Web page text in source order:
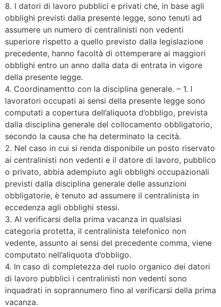
8. I datori di lavoro pubblici e privati che, in base agli
obblighi previsti dalla presente legge, sono tenuti ad
assumere un numero di centralinisti non vedenti
superiore rispetto a quello previsto dalla legislazione
precedente, hanno facoltà di ottemperare ai maggiori
obblighi entro un anno dalla data di entrata in vigore
della presente legge.
4. Coordinamentto con la disciplina generale. – 1. I
lavoratori occupati ai sensi della presente legge sono
computati a copertura dell’aliquota d’obbligo, prevista
dalla disciplina generale del collocamento obbligatorio,
secondo la causa che ha determinato la cecità.
2. Nel caso in cui si renda disponibile un posto riservato
ai centralinisti non vedenti e il datore di lavoro, pubblico
o privato, abbia adempiuto agli obblighi occupazionali
previsti dalla disciplina generale delle assunzioni
obbligatorie, è tenuto ad assumere il centralinista in
eccedenza agli obblighi stessi.
3. Al verificarsi della prima vacanza in qualsiasi
categoria protetta, il centralinista telefonico non
vedente, assunto ai sensi del precedente comma, viene
computato nell’aliquota d’obbligo.
4. In caso di completezza del ruolo organico dei datori
di lavoro pubblici i centralinisti non vedenti sono
inquadrati in soprannumero fino al verificarsi della prima
vacanza.